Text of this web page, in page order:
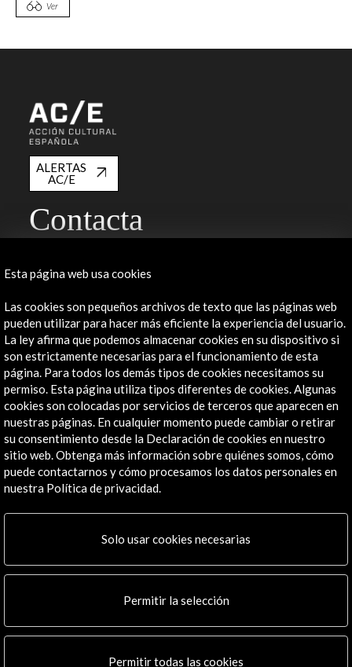
Ver
ALERTAS
AC/E
Contacta
+34 91 700 4000
José Abascal, 4 - 4º
28003 Madrid, España
Canales de contacto
Explora
Institucional
Actividades
Programa PICE
Residencias
Noticias
Multimedia
Cultura en Red
Boletín digital
Conecta
Esta página web usa cookies
Las cookies son pequeños archivos de texto que las páginas web
pueden utilizar para hacer más eficiente la experiencia del usuario.
La ley afirma que podemos almacenar cookies en su dispositivo si
son estrictamente necesarias para el funcionamiento de esta
página. Para todos los demás tipos de cookies necesitamos su
permiso. Esta página utiliza tipos diferentes de cookies. Algunas
cookies son colocadas por servicios de terceros que aparecen en
nuestras páginas. En cualquier momento puede cambiar o retirar
su consentimiento desde la Declaración de cookies en nuestro
sitio web. Obtenga más información sobre quiénes somos, cómo
puede contactarnos y cómo procesamos los datos personales en
nuestra Política de privacidad.
Solo usar cookies necesarias
Permitir la selección
Permitir todas las cookies